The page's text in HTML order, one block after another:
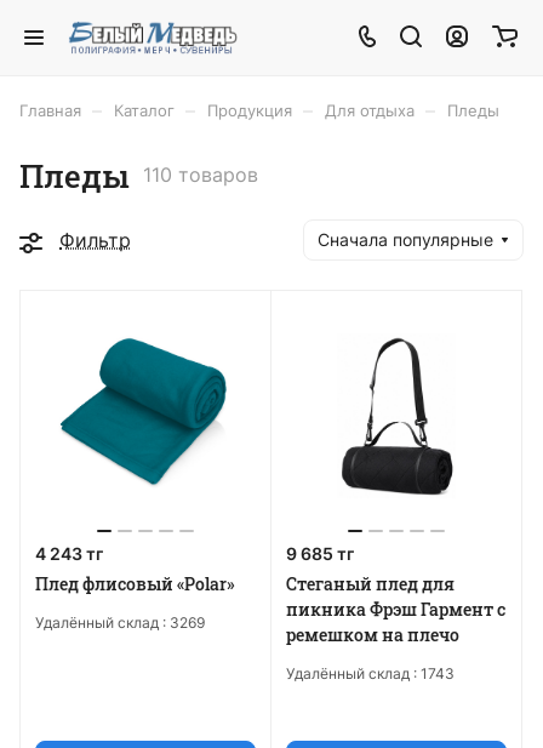
Главная Каталог Продукция Для отдыха Пледы
Пледы 110 товаров
Фильтр Сначала популярные
4 243 тг
Плед флисовый «Polar»
Удалённый склад : 3269
9 685 тг
Стеганый плед для
пикника Фрэш Гармент с
ремешком на плечо
Удалённый склад : 1743